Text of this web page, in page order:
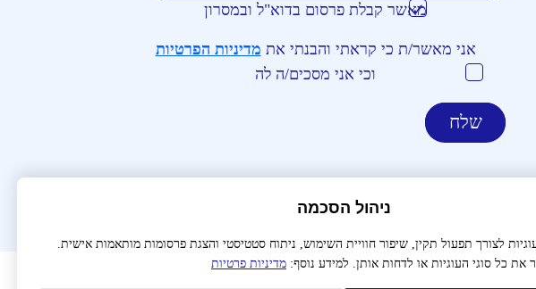
מאשר קבלת פרסום בדוא"ל ובמסרון
אני מאשר/ת כי קראתי והבנתי את מדיניות הפרטיות
וכי אני מסכים/ה לה
הצהרת נגישות מדיניות פרטיותניהול הסכמה
לצורך תפעול תקין, שיפור חוויית השימוש, ניתוח סטטיסטי והצגת פרסומות מותאמות אישית.
כל סוגי העוגיות או לדחות אותן. למידע נוסף: מדיניות פרטיות